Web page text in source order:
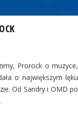
Prorock o muzyce,
o największym lęku
Od Sandry i OMD po